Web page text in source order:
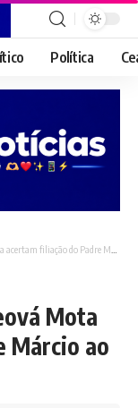
Política
filiação do Padre Márcio ao PDT.
Mota
Márcio ao